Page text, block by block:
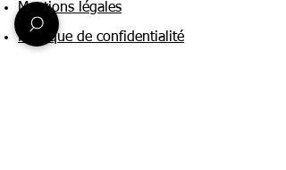
Mentions légales
Politique de confidentialité